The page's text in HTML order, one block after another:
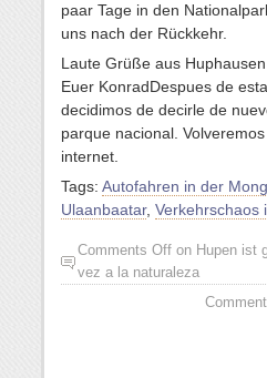
paar Tage in den
uns nach der Rückkehr.
Laute Grüße aus Huphausen
Euer KonradDespues de
decidimos de decirle de
parque nacional.
internet.
Tags: Autofahren in der
Ulaanbaatar, Verkehrschaos
Comments Off on Hupen ist
vez a la naturaleza